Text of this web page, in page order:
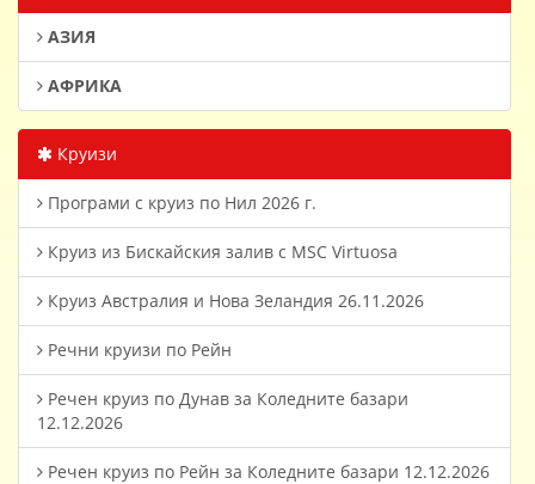
АЗИЯ
АФРИКА
Круизи
Програми с круиз по Нил 2026 г.
Круиз из Бискайския залив с MSC Virtuosa
Круиз Австралия и Нова Зеландия 26.11.2026
Речни круизи по Рейн
Речен круиз по Дунав за Коледните базари
12.12.2026
Речен круиз по Рейн за Коледните базари 12.12.2026